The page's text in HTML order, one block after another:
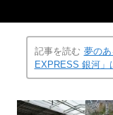
記事を読む 夢の
EXPRESS 銀河」